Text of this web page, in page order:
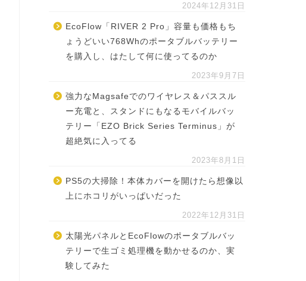
2024年12月31日
EcoFlow「RIVER 2 Pro」容量も価格もち
ょうどいい768Whのポータブルバッテリー
を購入し、はたして何に使ってるのか
2023年9月7日
強力なMagsafeでのワイヤレス＆パススル
ー充電と、スタンドにもなるモバイルバッ
テリー「EZO Brick Series Terminus」が
超絶気に入ってる
2023年8月1日
PS5の大掃除！本体カバーを開けたら想像以
上にホコリがいっぱいだった
2022年12月31日
太陽光パネルとEcoFlowのポータブルバッ
テリーで生ゴミ処理機を動かせるのか、実
験してみた